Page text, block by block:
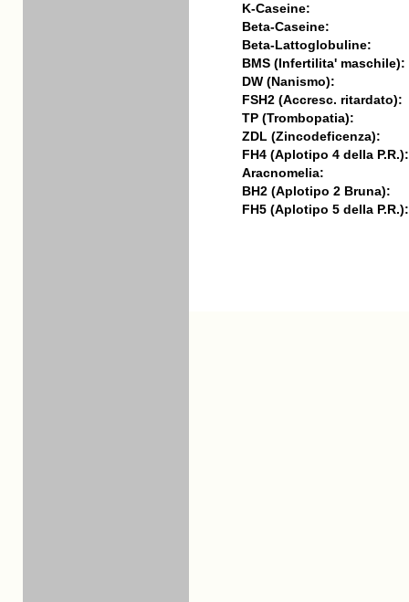
K-Caseine:
Beta-Caseine:
Beta-Lattoglobuline:
BMS (Infertilita' maschile):
DW (Nanismo):
FSH2 (Accresc. ritardato):
TP (Trombopatia):
ZDL (Zincodeficenza):
FH4 (Aplotipo 4 della P.R.):
Aracnomelia:
BH2 (Aplotipo 2 Bruna):
FH5 (Aplotipo 5 della P.R.):